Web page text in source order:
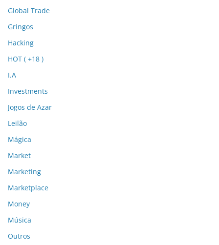
Global Trade
Gringos
Hacking
HOT ( +18 )
I.A
Investments
Jogos de Azar
Leilão
Mágica
Market
Marketing
Marketplace
Money
Música
Outros